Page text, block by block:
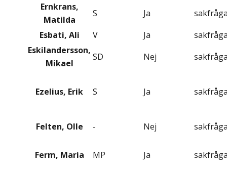
Ernkrans,
Matilda
S Ja
Esbati, Ali
V Ja
Eskilandersson,
Mikael
SD Nej
Ezelius, Erik S Ja
Felten, Olle - Nej
Ferm, Maria MP Ja